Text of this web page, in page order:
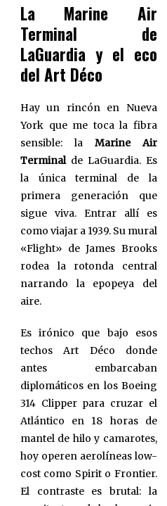
La Marine Air
Terminal de
LaGuardia y el eco
del Art Déco
Hay un rincón en Nueva
York que me toca la fibra
sensible: la Marine Air
Terminalde LaGuardia. Es
la única terminal de la
primera generación que
sigue viva. Entrar allí es
como viajar a 1939. Su mural
«Flight» de James Brooks
rodea la rotonda central
narrando la epopeya del
aire.
Es irónico que bajo esos
techos Art Déco donde
antes embarcaban
diplomáticos en los Boeing
314 Clipper para cruzar el
Atlántico en 18 horas de
mantel de hilo y camarotes,
hoy operen aerolíneas low-
cost como Spirit o Frontier.
El contraste es brutal: la